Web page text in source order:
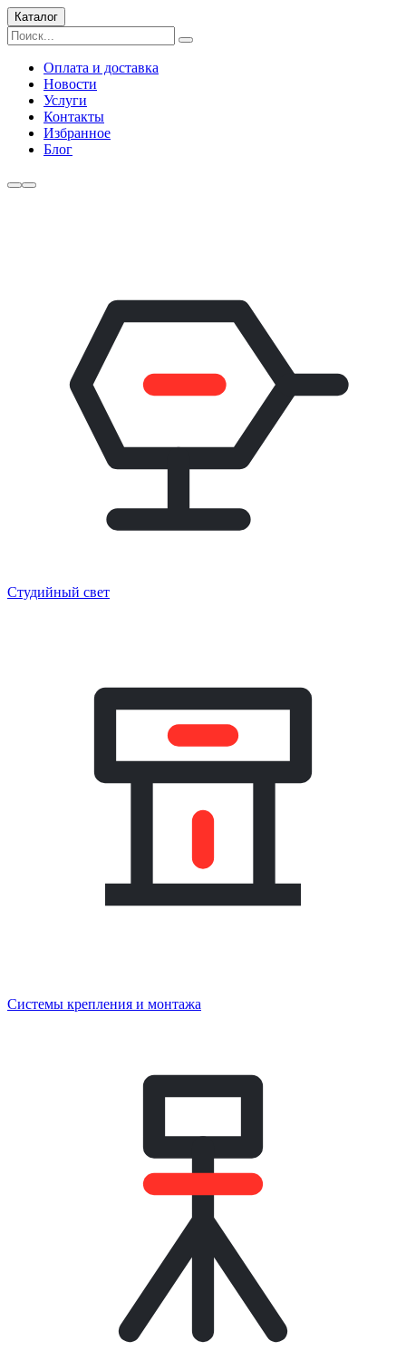
Каталог
Оплата и доставка
Новости
Услуги
Контакты
Избранное
Блог
Студийный свет
Системы крепления и монтажа